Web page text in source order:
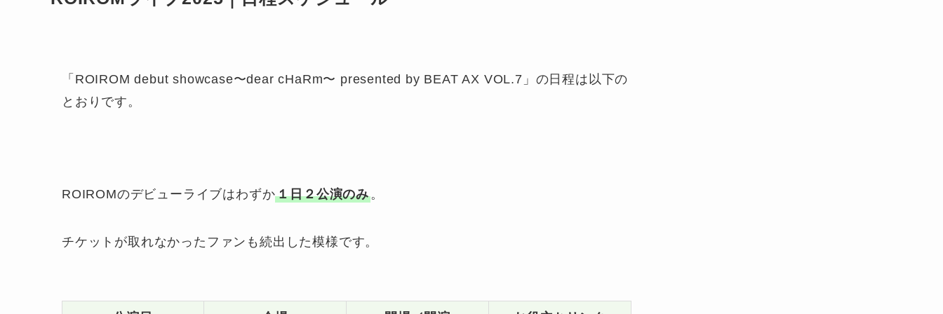
「ROIROM debut showcase〜dear cHaRm〜 presented by BEAT AX VOL.7」の日程は以下の
とおりです。
ROIROMのデビューライブはわずか１日２公演のみ。
チケットが取れなかったファンも続出した模様です。